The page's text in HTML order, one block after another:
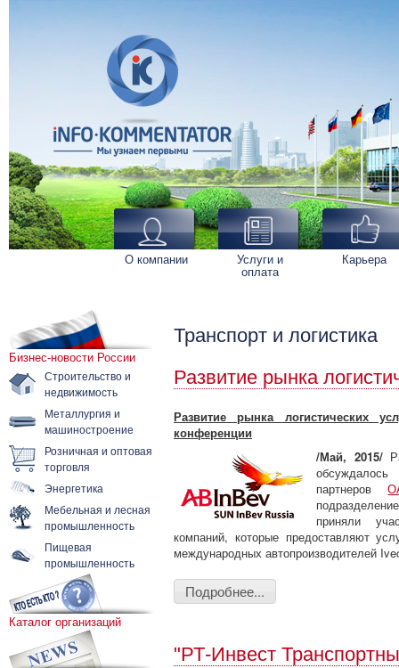
О компании Услуги и
оплата
Карьера
Бизнес-новости России
Строительство и
недвижимость
Металлургия и
машиностроение
Розничная и оптовая
торговля
Энергетика
Мебельная и лесная
промышленность
Пищевая
промышленность
Каталог организаций
Транспорт и логистика
Развитие рынка
Развитие рынка логистических
конференции
/Май, 2015/
партнеров
приняли
компаний, которые предоставляют
международных автопроизводителей
Подробнее...
"РТ-Инвест